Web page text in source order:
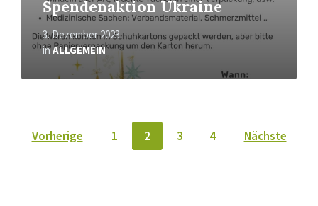
Spendenaktion Ukraine
3. Dezember 2023
inALLGEMEIN
Seitennummerierung
Beiträge
Vorherige 1 2 3 4 Nächste